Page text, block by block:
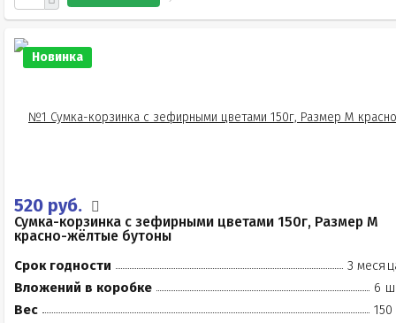
Новинка
520 руб.
Сумка-корзинка с зефирными цветами 150г, Размер М
красно-жёлтые бутоны
Срок годности
3
Вложений в коробке
6
Вес
150